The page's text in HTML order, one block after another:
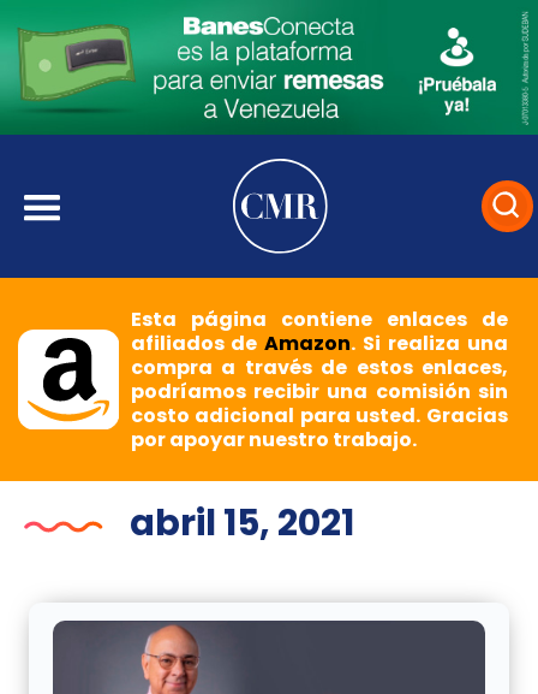
Esta página contiene enlaces de
afiliados deAmazon. Si realiza una
compra a través de estos enlaces,
podríamos recibir una comisión sin
costo adicional para usted. Gracias
por apoyar nuestro trabajo.
abril 15, 2021